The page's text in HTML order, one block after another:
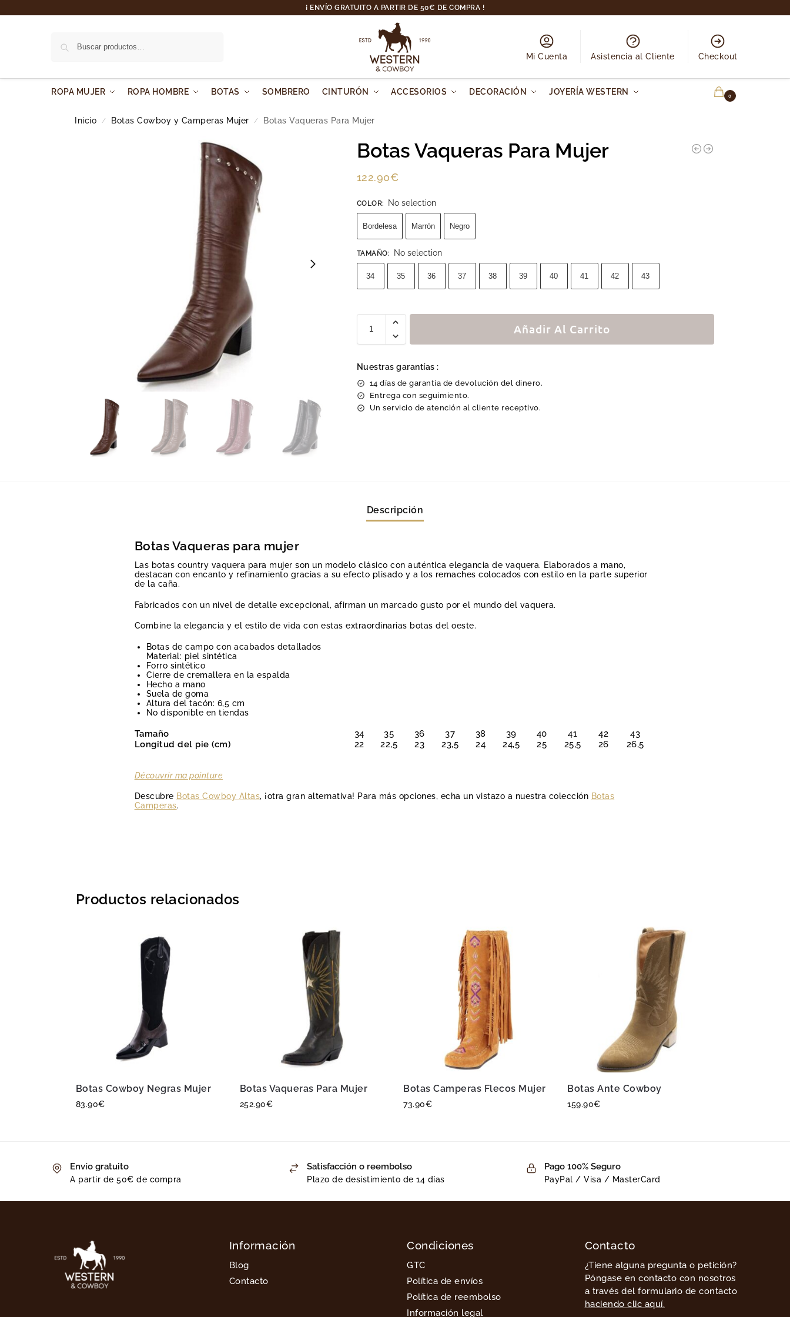
¡ ENVÍO GRATUITO A PARTIR DE 50€ DE COMPRA !
Mi Cuenta Asistencia al Cliente Checkout
ROPA MUJER ROPA HOMBRE BOTAS SOMBRERO CINTURÓN ACCESORIOS DECORACIÓN JOYERÍA WESTERN 0
Inicio / Botas Cowboy y Camperas Mujer / Botas Vaqueras Para Mujer
Botas Vaqueras Para Mujer
122.90€
COLOR: No selection
Bordelesa Marrón Negro
TAMAÑO: No selection
34 35 36 37 38 39 40 41 42 43
Añadir Al Carrito
Nuestras garantías :
14 días de garantía de devolución del dinero.
Entrega con seguimiento.
Un servicio de atención al cliente receptivo.
Descripción
Botas Vaqueras para mujer
Las botas country vaquera para mujer son un modelo clásico con auténtica elegancia de vaquera. Elaborados a mano,
destacan con encanto y refinamiento gracias a su efecto plisado y a los remaches colocados con estilo en la parte superior
de la caña.
Fabricados con un nivel de detalle excepcional, afirman un marcado gusto por el mundo del vaquera.
Combine la elegancia y el estilo de vida con estas extraordinarias botas del oeste.
Botas de campo con acabados detallados
Material: piel sintética
Forro sintético
Cierre de cremallera en la espalda
Hecho a mano
Suela de goma
Altura del tacón: 6,5 cm
No disponible en tiendas
Tamaño 34 35 36 37 38 39 40 41 42
43
Longitud del pie (cm)
22 22,5 23 23,5 24 24,5 25 25,5 26 26,5
Découvrir ma pointure
Descubre Botas Cowboy Altas, ¡otra gran alternativa! Para más opciones, echa un vistazo a nuestra colección Botas
Camperas.
Productos relacionados
Botas Cowboy Negras Mujer
83.90€
Botas Vaqueras Para Mujer
252.90€
Botas Camperas Flecos Mujer
73.90€
Botas Ante Cowboy
159.90€
Envío gratuito
A partir de 50€ de compra
Satisfacción o reembolso
Plazo de desistimiento de 14 días
Pago 100% Seguro
PayPal / Visa / MasterCard
Información
Blog
Contacto
Condiciones
GTC
Política de envíos
Política de reembolso
Información legal
Contacto
¿Tiene alguna pregunta o petición?
Póngase en contacto con nosotros
a través del formulario de contacto
haciendo clic aquí.